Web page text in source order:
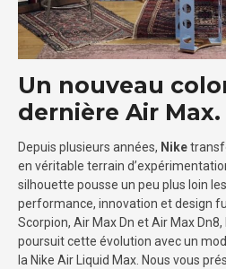
Un nouveau
dernière Air Max.
Depuis plusieurs années, Nike
en véritable terrain
silhouette pousse un peu plus loin
performance, innovation et design
Scorpion, Air Max Dn et Air Max
poursuit cette évolution avec un
la Nike Air Liquid Max. Nous vous